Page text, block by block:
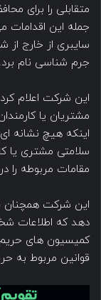
متقابلی را برای
جمله این اقدامات
سایبری از خارج
جرم شناسی نام برد.
این شرکت اعلام
مشتریان یا
اینکه هیچ نشانه
مقامات مربوطه را
این شرکت همچنان
دهد که اطلاعات
کمیسیون های
قوانین مربوط به